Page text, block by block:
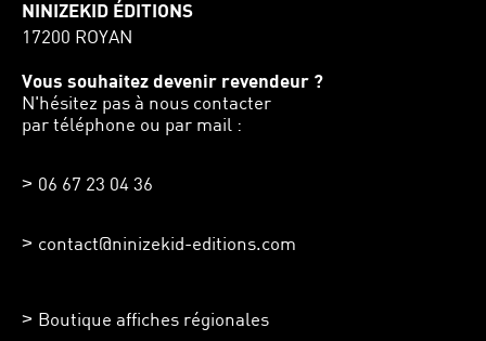
NINIZEKID ÉDITIONS
17200 ROYAN
Vous souhaitez devenir revendeur ?
N'hésitez pas à nous contacter
par téléphone ou par mail :
06 67 23 04 36
contact@ninizekid-editions.com
Boutique affiches régionales